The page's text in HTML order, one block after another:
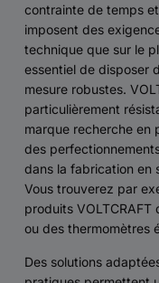
contrainte de temps
imposent des
technique que sur le
essentiel de disposer
mesure robustes.
particulièrement
marque recherche en
des
dans la fabrication en
Vous trouverez par
produits
ou des thermomètres
Des solutions